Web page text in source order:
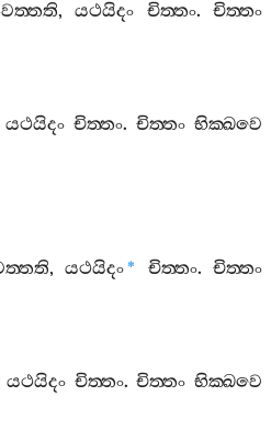
,යථයිදං චිත‍්තං.චිත‍්තං
යථයිදං චිත‍්තං. චිත‍්තං භික‍්ඛවෙ
, යථයිදං* චිත‍්තං.චිත‍්තං
යථයිදං චිත‍්තං.චිත‍්තං භික‍්ඛවෙ